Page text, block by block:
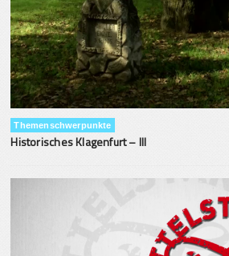
Themenschwerpunkte
Historisches Klagenfurt – III